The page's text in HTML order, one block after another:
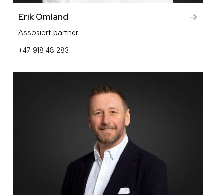
Erik Omland
Assosiert partner
->
+47 918 48 283